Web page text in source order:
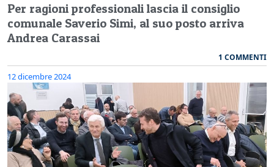
Per ragioni professionali lascia il consiglio
comunale Saverio Simi, al suo posto arriva
Andrea Carassai
1 COMMENTI
12 dicembre 2024